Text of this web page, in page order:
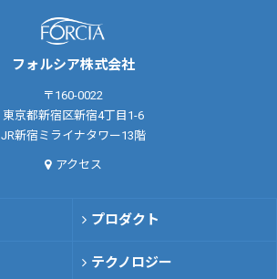
フォルシア株式会社
〒160-0022
東京都新宿区新宿4丁目1-6
JR新宿ミライナタワー13階
アクセス
プロダクト
テクノロジー